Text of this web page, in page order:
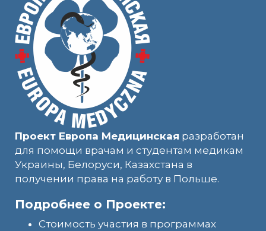
Проект Европа Медицинская разработан
для помощи врачам и студентам медикам
Украины, Белоруси, Казахстана в
получении права на работу в Польше.
Подробнее о Проекте:
Стоимость участия в программах